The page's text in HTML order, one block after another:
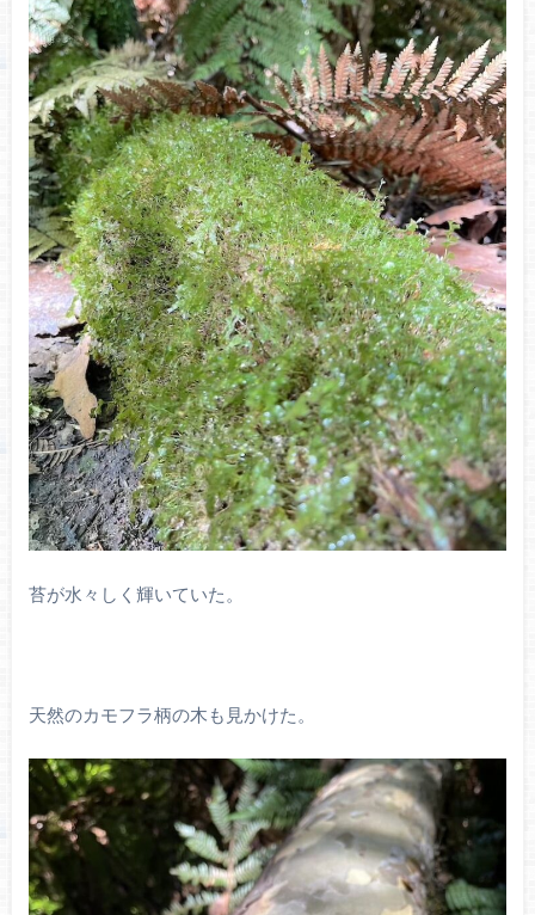
苔が水々しく輝いていた。
天然のカモフラ柄の木も見かけた。